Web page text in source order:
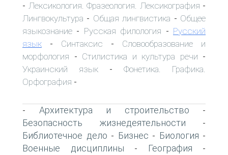
- Лексикология. Фразеология. Лексикография -
Лингвокультура - Общая лингвистика - Общее
языкознание - Русская филология - Русский
язык - Синтаксис - Словообразование и
морфология - Стилистика и культура речи -
Украинский язык - Фонетика. Графика.
Орфография -
- Архитектура и строительство -
Безопасность жизнедеятельности -
Библиотечное дело - Бизнес - Биология -
Военные дисциплины - География -